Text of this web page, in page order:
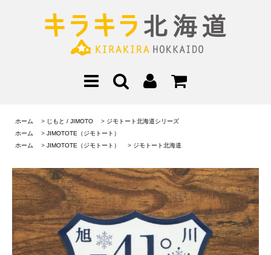
ホーム > じもと / JIMOTO > ジモトート北海道シリーズ
ホーム
> JIMOTOTE（ジモトート）
ホーム
> JIMOTOTE（ジモトート） > ジモトート北海道